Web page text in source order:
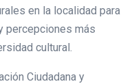
en la localidad para
percepciones más
cultural.
Ciudadana y